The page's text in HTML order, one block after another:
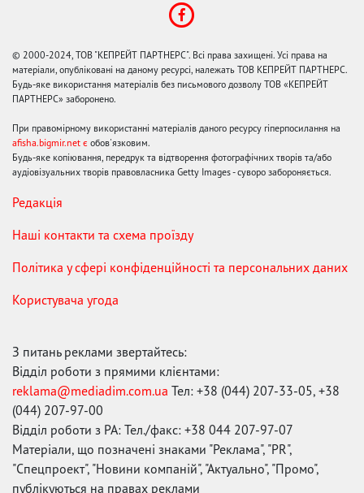
© 2000-2024, ТОВ "КЕПРЕЙТ ПАРТНЕРС". Всі права захищені. Усі права на
матеріали, опубліковані на даному ресурсі, належать ТОВ КЕПРЕЙТ ПАРТНЕРС.
Будь-яке використання матеріалів без письмового дозволу ТОВ «КЕПРЕЙТ
ПАРТНЕРС» заборонено.
При правомірному використанні матеріалів даного ресурсу гіперпосилання на
afisha.bigmir.net є обов'язковим.
Будь-яке копіювання, передрук та відтворення фотографічних творів та/або
аудіовізуальних творів правовласника Getty Images - суворо забороняється.
Редакція
Наші контакти та схема проїзду
Політика у сфері конфіденційності та персональних даних
Користувача угода
З питань реклами звертайтесь:
Відділ роботи з прямими клієнтами:
reklama@mediadim.com.ua Тел: +38 (044) 207-33-05, +38
(044) 207-97-00
Відділ роботи з РА: Тел./факс: +38 044 207-97-07
Матеріали, що позначені знаками "Реклама", "PR",
"Спецпроект", "Новини компаній", "Актуально", "Промо",
публікуються на правах реклами